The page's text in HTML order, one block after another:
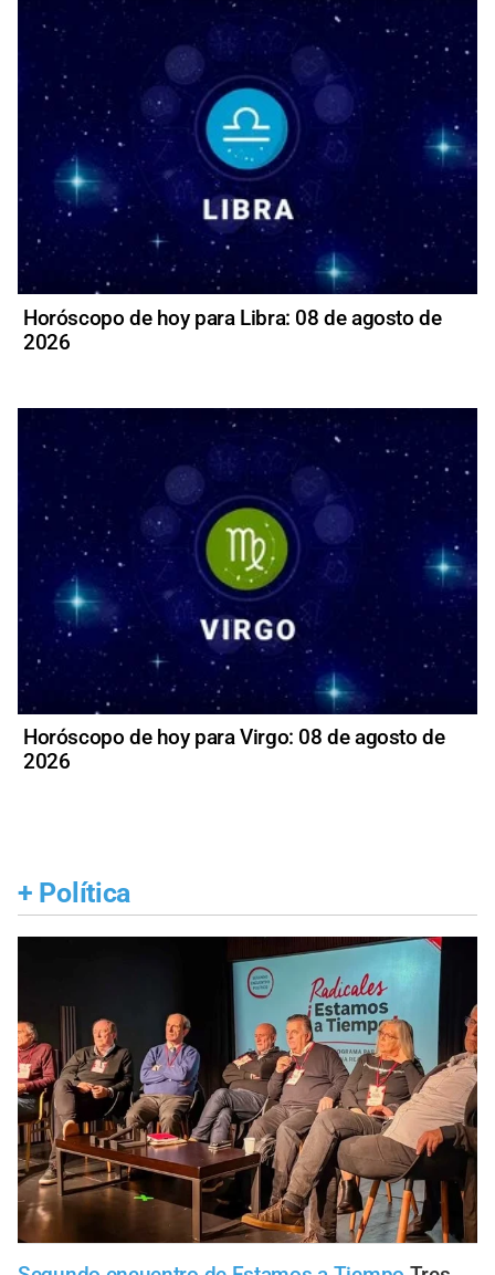
Horóscopo de hoy para Libra: 08 de agosto de
2026
Horóscopo de hoy para Virgo: 08 de agosto de
2026
+ Política